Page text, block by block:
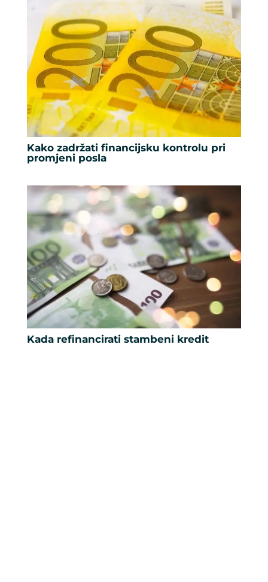
Kako zadržati financijsku kontrolu pri
promjeni posla
Kada refinancirati stambeni kredit